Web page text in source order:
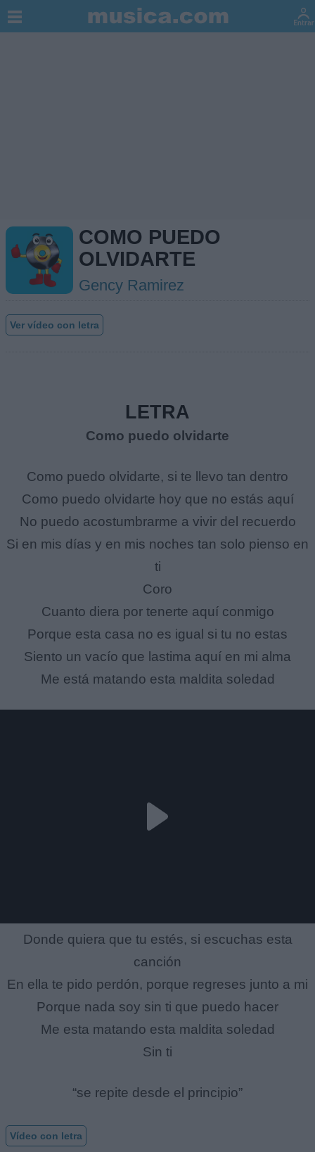
COMO PUEDO
OLVIDARTE
Gency Ramirez
Ver vídeo con letra
LETRA
Como puedo olvidarte
Como puedo olvidarte, si te llevo tan dentro
Como puedo olvidarte hoy que no estás aquí
No puedo acostumbrarme a vivir del recuerdo
Si en mis días y en mis noches tan solo pienso en
ti
Coro
Cuanto diera por tenerte aquí conmigo
Porque esta casa no es igual si tu no estas
Siento un vacío que lastima aquí en mi alma
Me está matando esta maldita soledad
Donde quiera que tu estés, si escuchas esta
canción
En ella te pido perdón, porque regreses junto a mi
Porque nada soy sin ti que puedo hacer
Me esta matando esta maldita soledad
Sin ti
“se repite desde el principio”
Vídeo con letra